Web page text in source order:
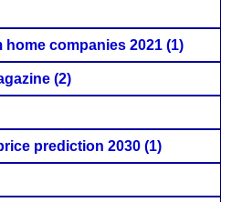
home companies 2021 (1)
(2)
prediction 2030 (1)